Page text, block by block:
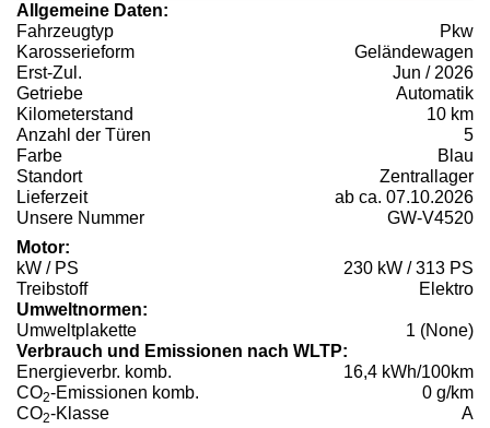
Allgemeine Daten:
Fahrzeugtyp
Pkw
Karosserieform
Geländewagen
Erst-Zul.
Jun / 2026
Getriebe
Automatik
Kilometerstand
10 km
Anzahl der Türen
5
Farbe
Blau
Standort
Zentrallager
Lieferzeit
ab ca. 07.10.2026
Unsere Nummer
GW-V4520
Motor:
kW / PS
230 kW / 313 PS
Treibstoff
Elektro
Umweltnormen:
Umweltplakette
1 (None)
Verbrauch und Emissionen nach WLTP:
Energieverbr. komb.
16,4 kWh/100km
CO2-Emissionen komb.
0 g/km
CO2-Klasse A